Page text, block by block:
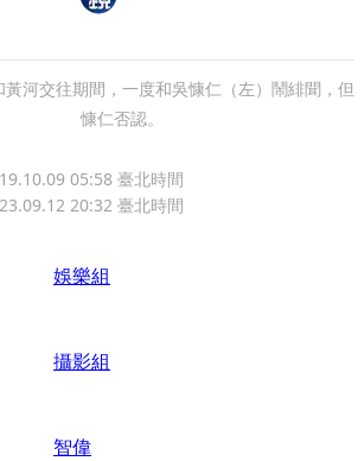
河交往期間，一度和吳慷仁（左）鬧緋聞，但
慷仁否認。
05:58 臺北時間
20:32 臺北時間
娛樂組
攝影組
智偉